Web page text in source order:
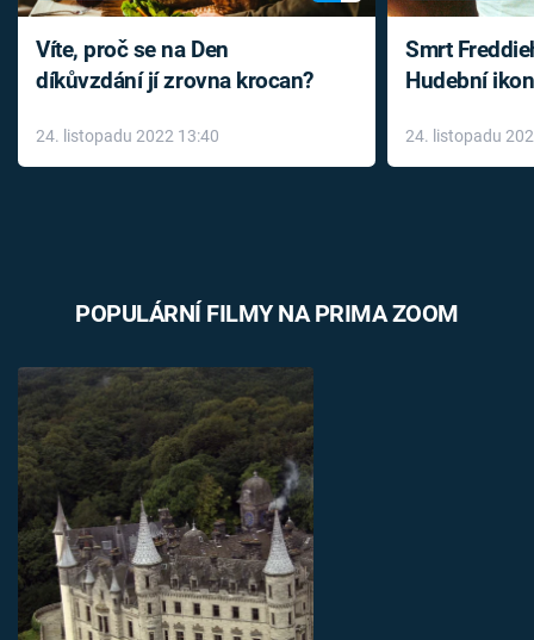
Víte, proč se na Den
díkůvzdání jí zrovna krocan?
24. listopadu 2022 13:40
Smrt
Hudební
léky
24. listopadu
POPULÁRNÍ FILMY NA PRIMA ZOOM